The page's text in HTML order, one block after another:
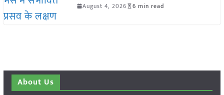
August 4, 2026 6 min read
About Us